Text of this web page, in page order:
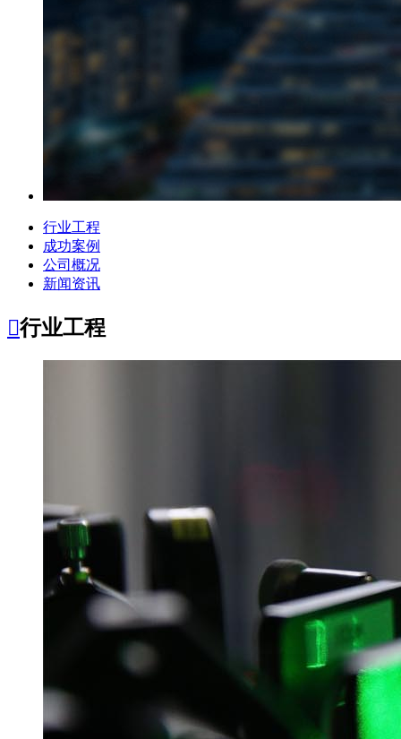
行业工程
成功案例
公司概况
新闻资讯
行业工程